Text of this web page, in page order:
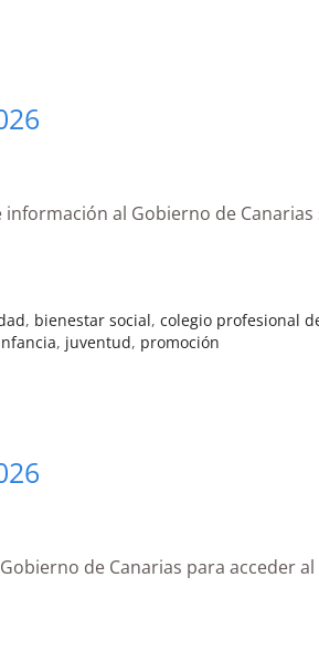
información al Gobierno de
, bienestar social,colegio profesional
, juventud, promoción
de Canarias para acceder